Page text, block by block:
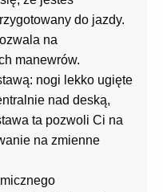
do jazdy.
na
manewrów.
nogi lekko ugięte
nad deską,
ta pozwoli Ci na
na zmienne